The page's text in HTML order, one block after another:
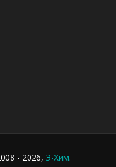
- 2026, Э-Хим.